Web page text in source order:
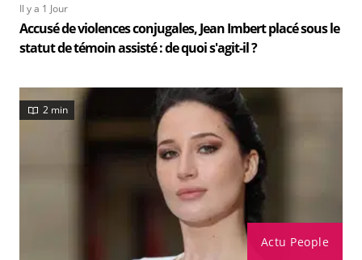
Il y a 1 Jour
Accusé de violences conjugales, Jean Imbert placé sous le
statut de témoin assisté : de quoi s'agit-il ?
Actu People
2 min